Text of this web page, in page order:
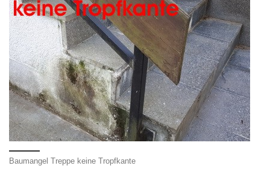
Baumangel Treppe keine Tropfkante